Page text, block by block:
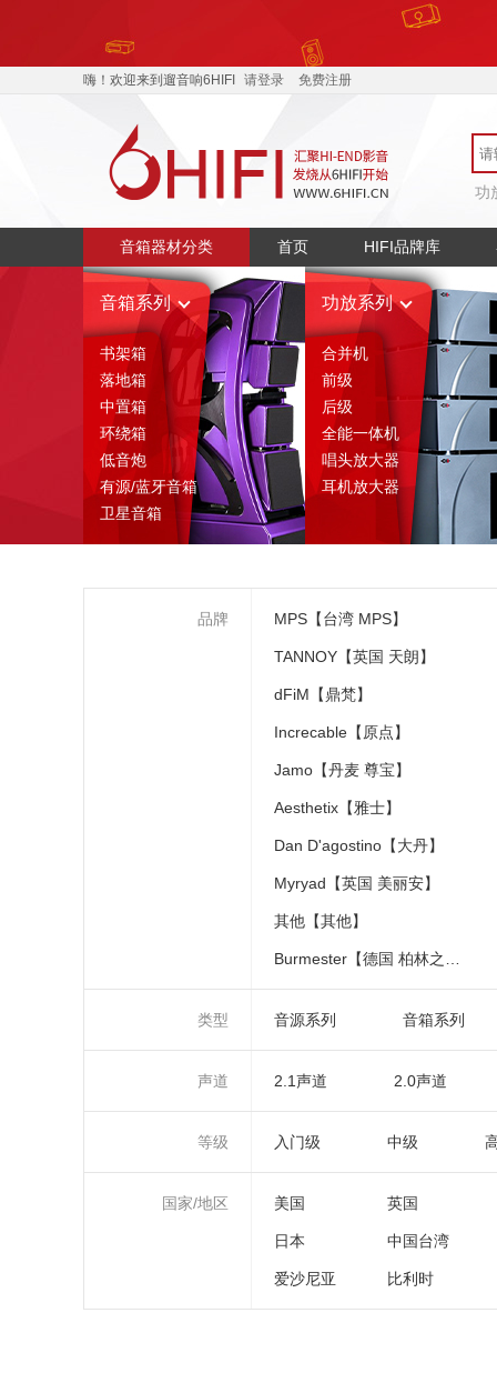
嗨！欢迎来到遛音响6HIFI 请登录 免费注册
功
音箱器材分类 首页 HIFI品牌库
音箱系列
书架箱
落地箱
中置箱
环绕箱
低音炮
有源/蓝牙音箱
卫星音箱
功放系列
合并机
前级
后级
全能一体机
唱头放大器
耳机放大器
品牌 MPS【台湾 MPS】
TANNOY【英国 天朗】
dFiM【鼎梵】
Increcable【原点】
Jamo【丹麦 尊宝】
Aesthetix【雅士】
Dan D'agostino【大丹】
Myryad【英国 美丽安】
其他【其他】
类型 音源系列 音箱系列
声道 2.1声道 2.0声道
等级 入门级 中级
国家/地区 美国 英国
日本 中国台湾
爱沙尼亚 比利时